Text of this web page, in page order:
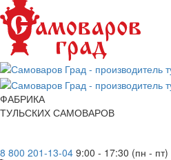
ФАБРИКА
ТУЛЬСКИХ САМОВАРОВ
8 800 201-13-04 9:00 - 17:30 (пн - пт)